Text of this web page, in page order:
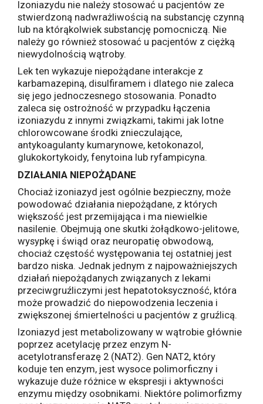
Izoniazydu nie należy stosować u pacjentów ze
stwierdzoną nadwrażliwością na substancję czynną
lub na którąkolwiek substancję pomocniczą. Nie
należy go również stosować u pacjentów z ciężką
niewydolnością wątroby.
Lek ten wykazuje niepożądane interakcje z
karbamazepiną, disulfiramem i dlatego nie zaleca
się jego jednoczesnego stosowania. Ponadto
zaleca się ostrożność w przypadku łączenia
izoniazydu z innymi związkami, takimi jak lotne
chlorowcowane środki znieczulające,
antykoagulanty kumarynowe, ketokonazol,
glukokortykoidy, fenytoina lub ryfampicyna.
DZIAŁANIA NIEPOŻĄDANE
Chociaż izoniazyd jest ogólnie bezpieczny, może
powodować działania niepożądane, z których
większość jest przemijająca i ma niewielkie
nasilenie. Obejmują one skutki żołądkowo-jelitowe,
wysypkę i świąd oraz neuropatię obwodową,
chociaż częstość występowania tej ostatniej jest
bardzo niska. Jednak jednym z najpoważniejszych
działań niepożądanych związanych z lekami
przeciwgruźliczymi jest hepatotoksyczność, która
może prowadzić do niepowodzenia leczenia i
zwiększonej śmiertelności u pacjentów z gruźlicą.
Izoniazyd jest metabolizowany w wątrobie głównie
poprzez acetylację przez enzym N-
acetylotransferazę 2 (NAT2). Gen NAT2, który
koduje ten enzym, jest wysoce polimorficzny i
wykazuje duże różnice w ekspresji i aktywności
enzymu między osobnikami. Niektóre polimorfizmy